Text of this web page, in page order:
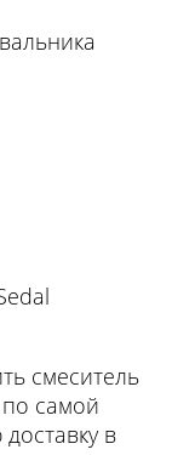
смеситель
самой
в